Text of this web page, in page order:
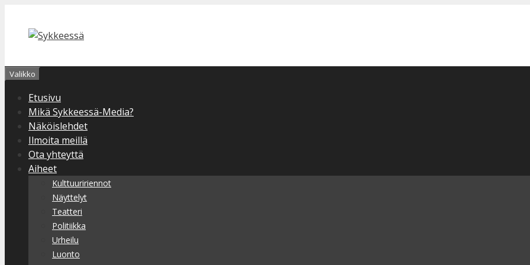
sisältöön
Valikko
Etusivu
Mikä Sykkeessä-Media?
Näköislehdet
Ilmoita meillä
Ota yhteyttä
Aiheet
Kulttuuririennot
Näyttelyt
Teatteri
Politiikka
Urheilu
Luonto